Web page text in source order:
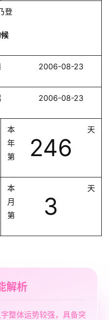
登
2006-08-23
2006-08-23
本
年
第
246
天
本
月
第
3
天
解析
整体运势较强，具备突